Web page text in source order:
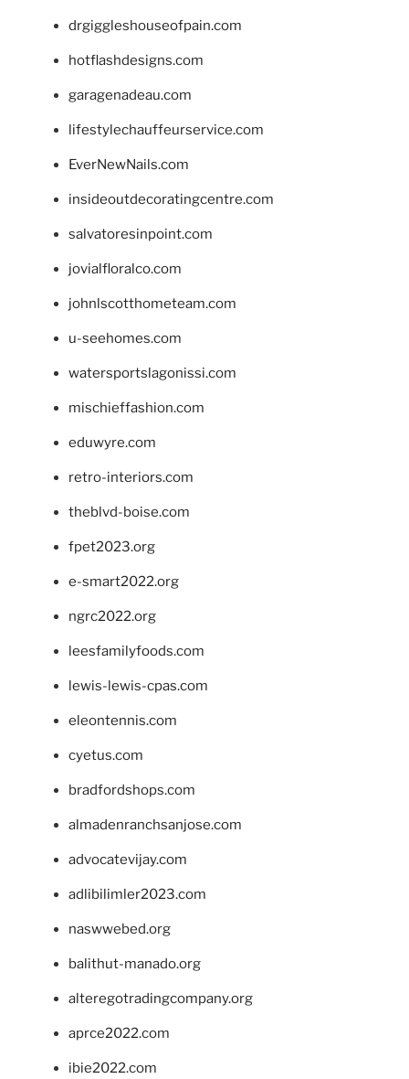
drgiggleshouseofpain.com
hotflashdesigns.com
garagenadeau.com
lifestylechauffeurservice.com
EverNewNails.com
insideoutdecoratingcentre.com
salvatoresinpoint.com
jovialfloralco.com
johnlscotthometeam.com
u-seehomes.com
watersportslagonissi.com
mischieffashion.com
eduwyre.com
retro-interiors.com
theblvd-boise.com
fpet2023.org
e-smart2022.org
ngrc2022.org
leesfamilyfoods.com
lewis-lewis-cpas.com
eleontennis.com
cyetus.com
bradfordshops.com
almadenranchsanjose.com
advocatevijay.com
adlibilimler2023.com
naswwebed.org
balithut-manado.org
alteregotradingcompany.org
aprce2022.com
ibie2022.com